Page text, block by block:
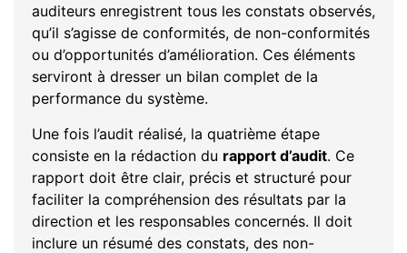
auditeurs enregistrent tous les constats observés,
qu’il s’agisse de conformités, de non-conformités
ou d’opportunités d’amélioration. Ces éléments
serviront à dresser un bilan complet de la
performance du système.
Une fois l’audit réalisé, la quatrième étape
consiste en la rédaction du rapport d’audit. Ce
rapport doit être clair, précis et structuré pour
faciliter la compréhension des résultats par la
direction et les responsables concernés. Il doit
inclure un résumé des constats, des non-